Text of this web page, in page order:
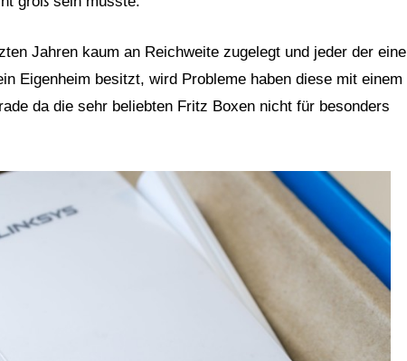
Jahren kaum an Reichweite zugelegt und jeder der eine
Eigenheim besitzt, wird Probleme haben diese mit einem
da die sehr beliebten Fritz Boxen nicht für besonders